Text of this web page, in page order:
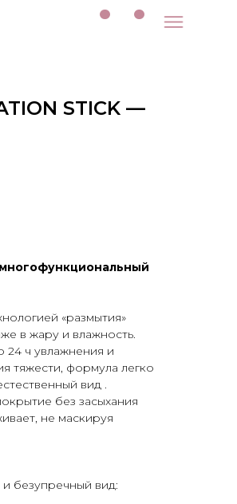
STICK —
«размытия»
в жару и влажность.
ч увлажнения и
тяжести, формула легко
вид .
без засыхания
не маскируя
безупречный вид: